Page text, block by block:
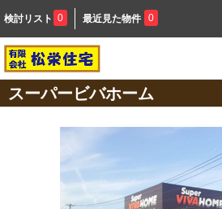
検討リスト 0 最近見た物件 0
スーパービバホーム